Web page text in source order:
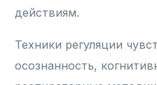
действиям.
Техники регуляции
осознанность,